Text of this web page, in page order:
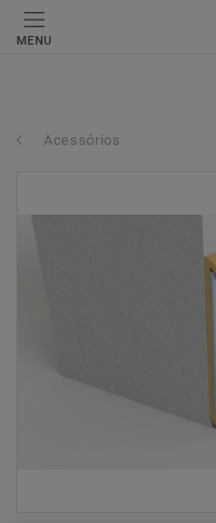
MENU
Acessórios